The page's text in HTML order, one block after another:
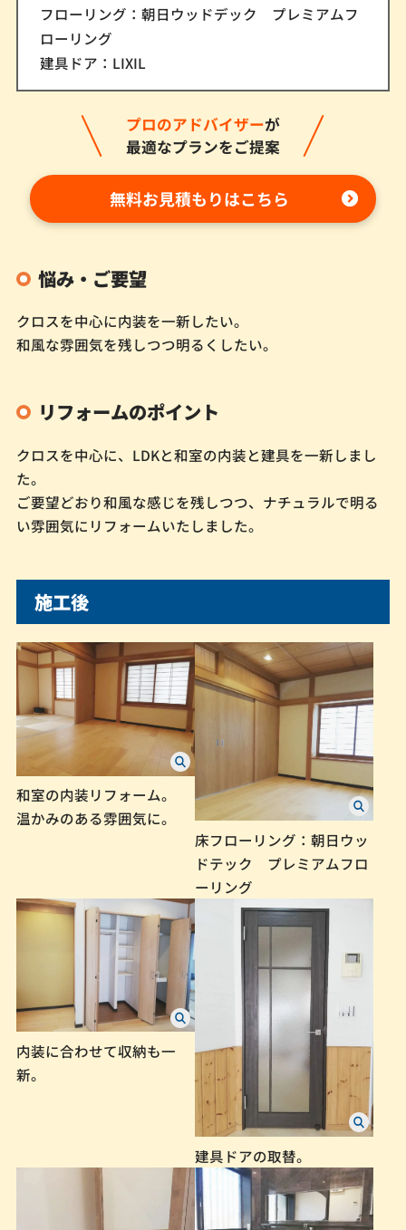
フローリング：朝日ウッドデック プレミアムフ
ローリング
建具ドア：LIXIL
プロのアドバイザーが
最適なプランをご提案
無料お見積もりはこちら
悩み・ご要望
クロスを中心に内装を一新したい。
和風な雰囲気を残しつつ明るくしたい。
リフォームのポイント
クロスを中心に、LDKと和室の内装と建具を一新しまし
た。
ご要望どおり和風な感じを残しつつ、ナチュラルで明る
い雰囲気にリフォームいたしました。
施工後
和室の内装リフォーム。
温かみのある雰囲気に。
床フローリング：朝日ウッ
ドテック プレミアムフロ
ーリング
内装に合わせて収納も一
新。
建具ドアの取替。